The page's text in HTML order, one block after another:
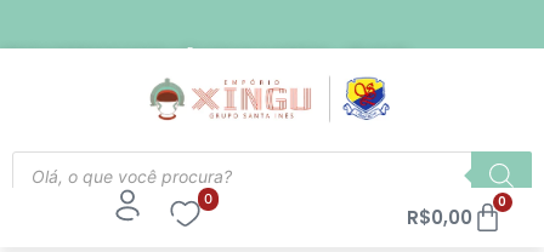
FRETE EXPRESSO PARA SÃO PAULO CAPITAL - R$ 21,90
0
R$0,00
0